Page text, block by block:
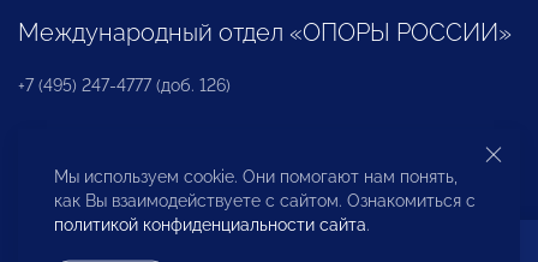
Международный отдел «ОПОРЫ РОССИИ»
+7 (495) 247-4777 (доб. 126)
Бюро по защите прав предпринимателей и
инвесторов
Мы используем cookie. Они помогают нам понять,
как Вы взаимодействуете с сайтом. Ознакомиться с
политикой конфиденциальности сайта.